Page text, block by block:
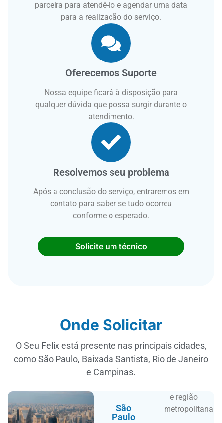
parceira para atendê-lo e agendar uma data
para a realização do serviço.
Oferecemos Suporte
Nossa equipe ficará à disposição para
qualquer dúvida que possa surgir durante o
atendimento.
Resolvemos seu problema
Após a conclusão do serviço, entraremos em
contato para saber se tudo ocorreu
conforme o esperado.
Solicite um técnico
Onde Solicitar
O Seu Felix está presente nas principais cidades,
como São Paulo, Baixada Santista, Rio de Janeiro
e Campinas.
São
Paulo
e região
metropolitana